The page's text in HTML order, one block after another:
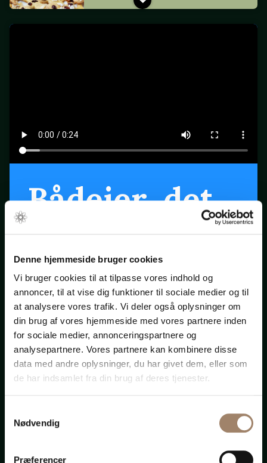
Denne hjemmeside bruger cookies
Vi bruger cookies til at tilpasse vores indhold og
annoncer, til at vise dig funktioner til sociale medier og til
at analysere vores trafik. Vi deler også oplysninger om
din brug af vores hjemmeside med vores partnere inden
for sociale medier, annonceringspartnere og
analysepartnere. Vores partnere kan kombinere disse
data med andre oplysninger, du har givet dem, eller som
de har indsamlet fra din brug af deres tjenester.
Nødvendig
Præferencer
Bådejer, det
er snart
forår ...
Klik på startpilen ovenfor
Bådadvokaten.dk
Advokat-